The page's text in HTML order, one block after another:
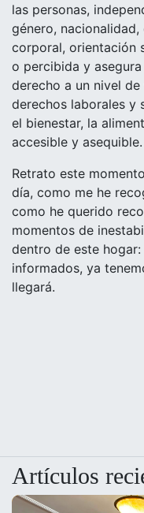
las personas,
género,
corporal, orientación
o percibida y
derecho a un nivel
derechos laborales y
el bienestar, la
accesible y asequible.
Retrato este
día, como me he
como he querido
momentos de
dentro de este
informados, ya
llegará.
Artículos